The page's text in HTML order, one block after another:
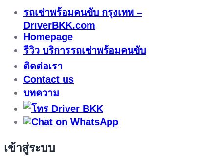
รถเช่าพร้อมคนขับ กรุงเทพ –
DriverBKK.com
Homepage
รีวิว บริการรถเช่าพร้อมคนขับ
ติดต่อเรา
Contact us
บทความ
เข้าสู่ระบบ